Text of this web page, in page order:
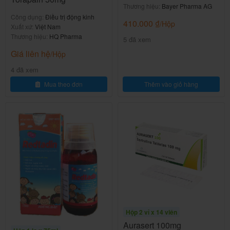
-Sốt.
Báo cho bác sĩ nếu gặp bất kỳ tác dụng phụ nào
xẩy ra.
Nên dùng thuốc Mebamrol
Tuân thủ chặt chẽ theo đơn thuốc của bác sĩ điều trị
hoặc nhân viên y tế.
Liều dùng tham khảo theo hướng dẫn sử dụng của
nhà sản xuất.
Cách uống thuốc:
-Uống sau bữa ăn.
Công dụng: Điều trị động kinh
Xuất xứ: Việt Nam
Thương hiệu: HQ Pharma
Giá liên hệ/Hộp
4 đã xem
Mua theo đơn
Thương hiệu: Bayer Pharma AG
410.000 ₫/Hộp
5 đã xem
Thêm vào giỏ hàng
Hộp 2 vỉ x 14 viên
Aurasert 100mg